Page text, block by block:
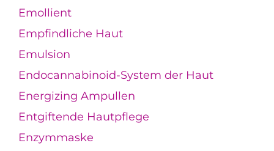
Emollient
Empfindliche Haut
Emulsion
Endocannabinoid-System der Haut
Energizing Ampullen
Entgiftende Hautpflege
Enzymmaske